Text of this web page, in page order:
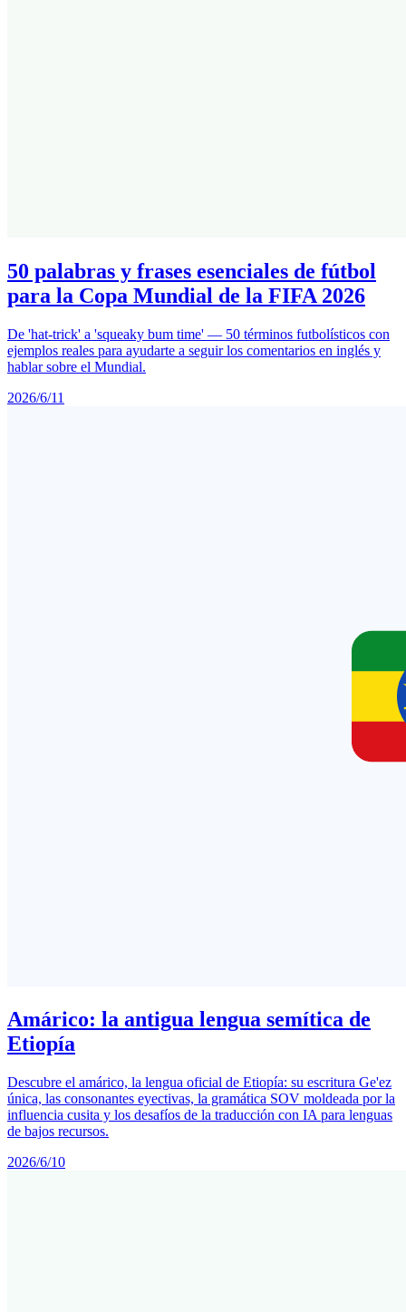
50 palabras y frases esenciales de fútbol
para la Copa Mundial de la FIFA 2026
De 'hat-trick' a 'squeaky bum time' — 50 términos futbolísticos con
ejemplos reales para ayudarte a seguir los comentarios en inglés y
hablar sobre el Mundial.
2026/6/11
Amárico: la antigua lengua semítica de
Etiopía
Descubre el amárico, la lengua oficial de Etiopía: su escritura Ge'ez
única, las consonantes eyectivas, la gramática SOV moldeada por la
influencia cusita y los desafíos de la traducción con IA para lenguas
de bajos recursos.
2026/6/10